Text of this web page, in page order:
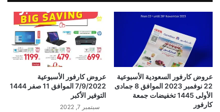
عروض كارفور السعودية الأسبوعية
22 نوفمبر 2023 الموافق 8 جمادى
الأولى 1445 تخفيضات جمعة
كارفور
عروض كارفور الأسبوعية
7/9/2022 الموافق 11 صفر 1444
التوفير الأكبر
سبتمبر 7, 2022